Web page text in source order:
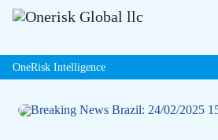
OneRisk Intelligence